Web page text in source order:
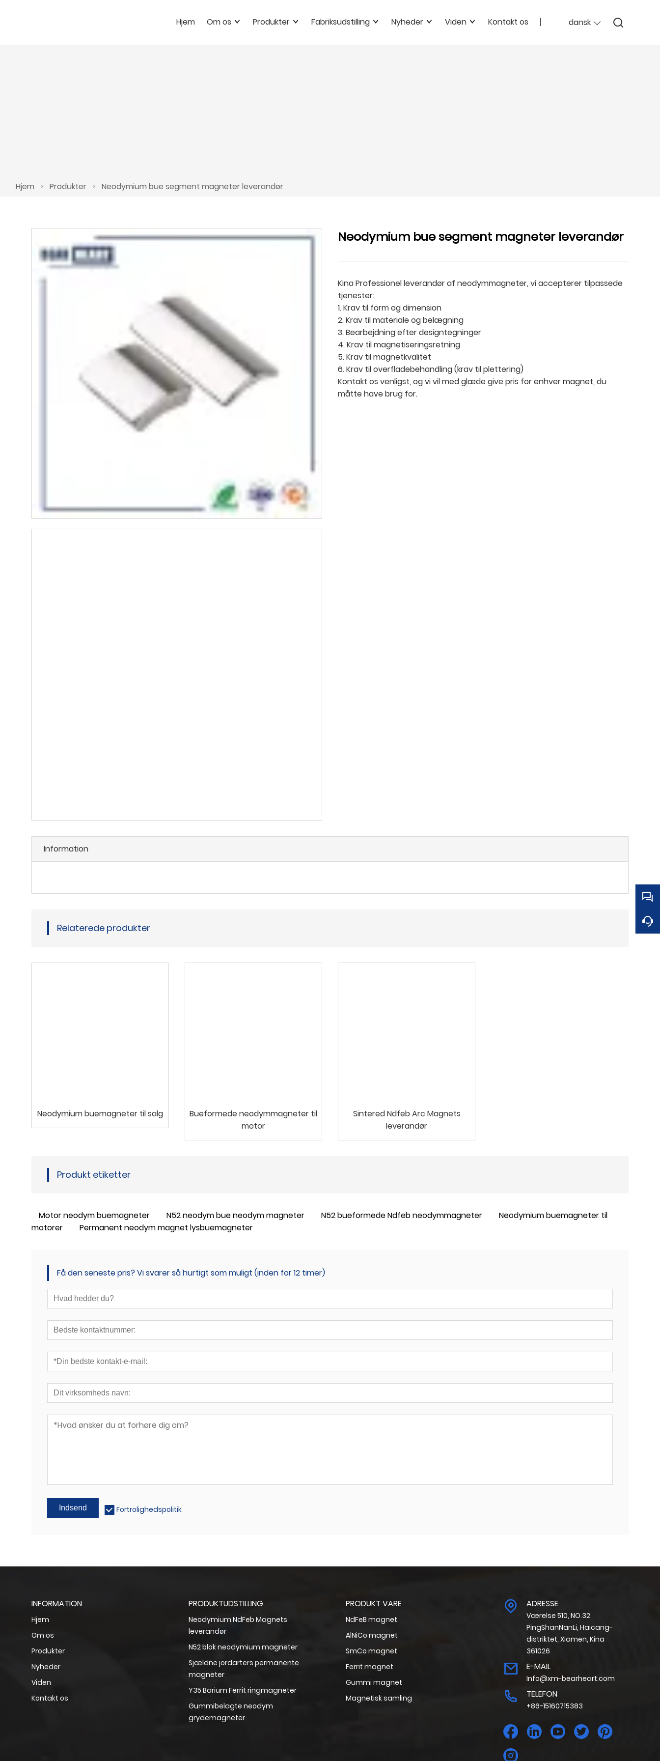
dansk
Hjem Om os Produkter Fabriksudstilling Nyheder Viden Kontakt os
Hjem > Produkter > Neodymium bue segment magneter leverandør
Neodymium bue segment magneter leverandør
Kina Professionel leverandør af neodymmagneter, vi accepterer tilpassede
tjenester:
1. Krav til form og dimension
2. Krav til materiale og belægning
3. Bearbejdning efter designtegninger
4. Krav til magnetiseringsretning
5. Krav til magnetkvalitet
6. Krav til overfladebehandling (krav til plettering)
Kontakt os venligst, og vi vil med glæde give pris for enhver magnet, du
måtte have brug for.
Information
Relaterede produkter
Neodymium buemagneter til salg
Bueformede neodymmagneter til
motor
Sintered Ndfeb Arc Magnets
leverandør
Produkt etiketter
Motor neodym buemagneter N52 neodym bue neodym magneter N52 bueformede Ndfeb neodymmagneter
Neodymium buemagneter til
motorer
Permanent neodym magnet lysbuemagneter
Få den seneste pris? Vi svarer så hurtigt som muligt (inden for 12 timer)
Indsend Fortrolighedspolitik
INFORMATION
Hjem
Om os
Produkter
Nyheder
Viden
Kontakt os
PRODUKTUDSTILLING
Neodymium NdFeb Magnets
leverandør
N52 blok neodymium magneter
Sjældne jordarters permanente
magneter
Y35 Barium Ferrit ringmagneter
Gummibelagte neodym
grydemagneter
PRODUKT VARE
NdFeB magnet
AlNiCo magnet
SmCo magnet
Ferrit magnet
Gummi magnet
Magnetisk samling
ADRESSE
Værelse 510, NO.32
PingShanNanLi, Haicang-
distriktet, Xiamen, Kina
361026
E-MAIL
Info@xm-bearheart.com
TELEFON
+86-15160715383